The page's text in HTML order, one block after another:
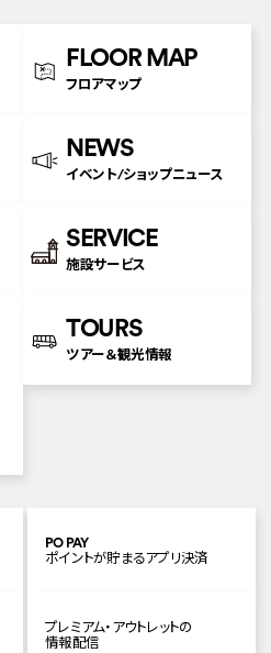
FLOOR MAP
フロアマップ
NEWS
イベント/ショップニュース
SERVICE
施設サービス
TOURS
ツアー＆観光情報
PO PAY
ポイントが貯まるアプリ決済
プレミアム・アウトレットの
情報配信